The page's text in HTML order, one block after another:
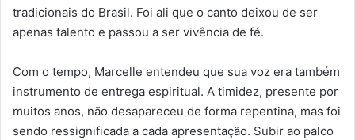
tradicionais do Brasil. Foi ali que o canto deixou de ser
apenas talento e passou a ser vivência de fé.
Com o tempo, Marcelle entendeu que sua voz era também
instrumento de entrega espiritual. A timidez, presente por
muitos anos, não desapareceu de forma repentina, mas foi
sendo ressignificada a cada apresentação. Subir ao palco